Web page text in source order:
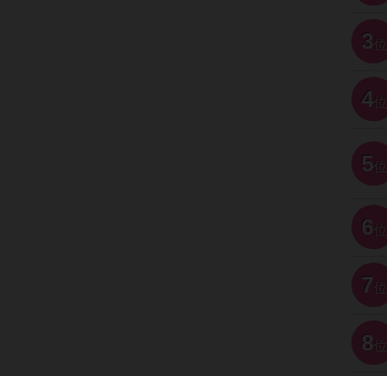
3 位
4位
5 位
6 位
7 位
8 位